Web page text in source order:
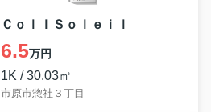
ＣｏｌｌＳｏｌｅｉｌ
6.5万円
1K / 30.03㎡
市原市惣社３丁目